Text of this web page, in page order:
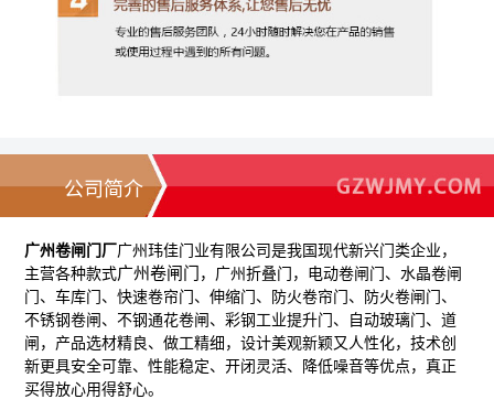
公司简介
广州卷闸门厂 广州玮佳门业有限公司是我国现代新兴门类企业，
主营各种款式广州卷闸门 ， 广州折叠门，电动卷闸门 、水晶卷闸
门 、车库门、快速卷帘门、伸缩门、防火卷帘门、防火卷闸门、
不锈钢卷闸、不钢通花卷闸、彩钢工业提升门、自动玻璃门、道
闸，产品选材精良、做工精细，设计美观新颖又人性化，技术创
新更具安全可靠、性能稳定、开闭灵活、降低噪音等优点，真正
买得放心用得舒心。